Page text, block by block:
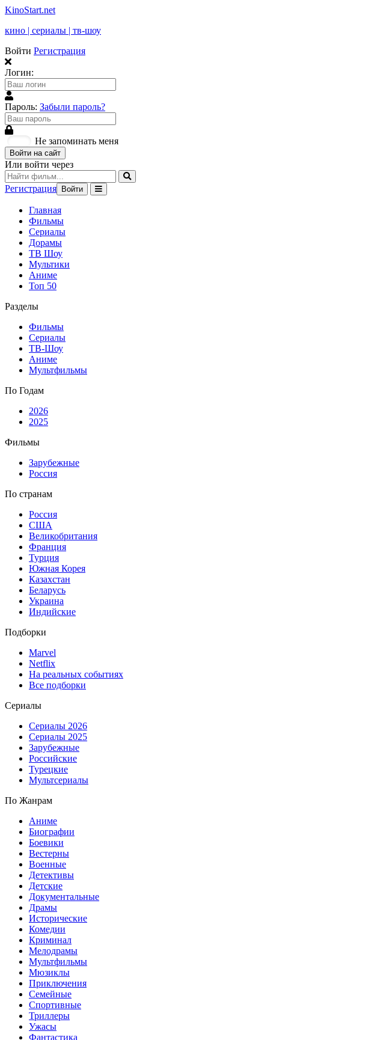
KinoStart.net
кино | сериалы | тв-шоу
Войти Регистрация
Логин:
Пароль: Забыли пароль?
Не запоминать меня
Войти на сайт
Или войти через
Регистрация Войти
Главная
Фильмы
Сериалы
Дорамы
ТВ Шоу
Мультики
Аниме
Топ 50
Разделы
Фильмы
Сериалы
ТВ-Шоу
Аниме
Мультфильмы
По Годам
2026
2025
Фильмы
Зарубежные
Россия
По странам
Россия
США
Великобритания
Франция
Турция
Южная Корея
Казахстан
Беларусь
Украина
Индийские
Подборки
Marvel
Netflix
На реальных событиях
Все подборки
Сериалы
Сериалы 2026
Сериалы 2025
Зарубежные
Российские
Турецкие
Мультсериалы
По Жанрам
Аниме
Биографии
Боевики
Вестерны
Военные
Детективы
Детские
Документальные
Драмы
Исторические
Комедии
Криминал
Мелодрамы
Мультфильмы
Мюзиклы
Приключения
Семейные
Спортивные
Триллеры
Ужасы
Фантастика